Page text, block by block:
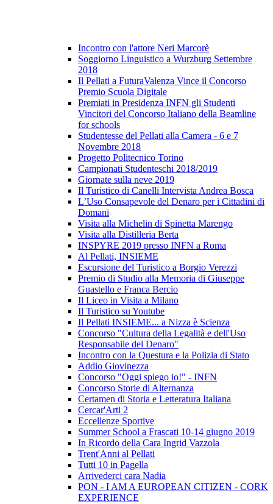
Incontro con l'attore Neri Marcorè
Soggiorno Linguistico a Wurzburg Settembre
2018
Il Pellati a FuturaValenza Vince il Concorso
Premio Scuola Digitale
Premiati in Presidenza INFN gli Studenti
Vincitori del Concorso Italiano della Beamline
for schools
Studentesse del Pellati alla Camera - 6 e 7
Novembre 2018
Progetto Politecnico Torino
Campionati Studenteschi 2018/2019
Giornate sulla neve 2019
Il Turistico di Canelli Intervista Andrea Bosca
L’Uso Consapevole del Denaro per i Cittadini di
Domani
Visita alla Michelin di Spinetta Marengo
Visita alla Distilleria Berta
INSPYRE 2019 presso INFN a Roma
Al Pellati, INSIEME
Escursione del Turistico a Borgio Verezzi
Premio di Studio alla Memoria di Giuseppe
Guastello e Franca Bercio
Il Liceo in Visita a Milano
Il Turistico su Youtube
Il Pellati INSIEME... a Nizza è Scienza
Concorso "Cultura della Legalità e dell'Uso
Responsabile del Denaro"
Incontro con la Questura e la Polizia di Stato
Addio Giovinezza
Concorso "Oggi spiego io!" - INFN
Concorso Storie di Alternanza
Certamen di Storia e Letteratura Italiana
Cercar'Arti 2
Eccellenze Sportive
Summer School a Frascati 10-14 giugno 2019
In Ricordo della Cara Ingrid Vazzola
Trent'Anni al Pellati
Tutti 10 in Pagella
Arrivederci cara Nadia
PON - I AM A EUROPEAN CITIZEN - CORK
EXPERIENCE